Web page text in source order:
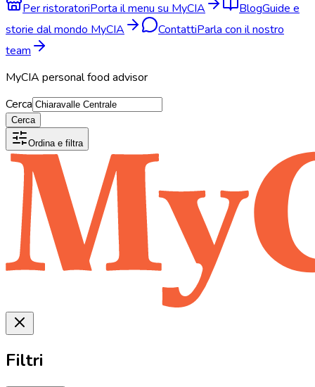
Per ristoratoriPorta il menu su MyCIA BlogGuide e
storie dal mondo MyCIA
ContattiParla con il nostro
team
MyCIA personal food advisor
Cerca
Cerca
Ordina e filtra
Filtri